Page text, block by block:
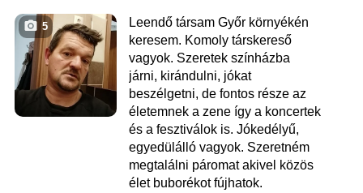
5
Leendő társam Győr környékén
keresem. Komoly társkereső
vagyok. Szeretek színházba
járni, kirándulni, jókat
beszélgetni, de fontos része az
életemnek a zene így a koncertek
és a fesztiválok is. Jókedélyű,
egyedülálló vagyok. Szeretném
megtalálni páromat akivel közös
élet buborékot fújhatok.